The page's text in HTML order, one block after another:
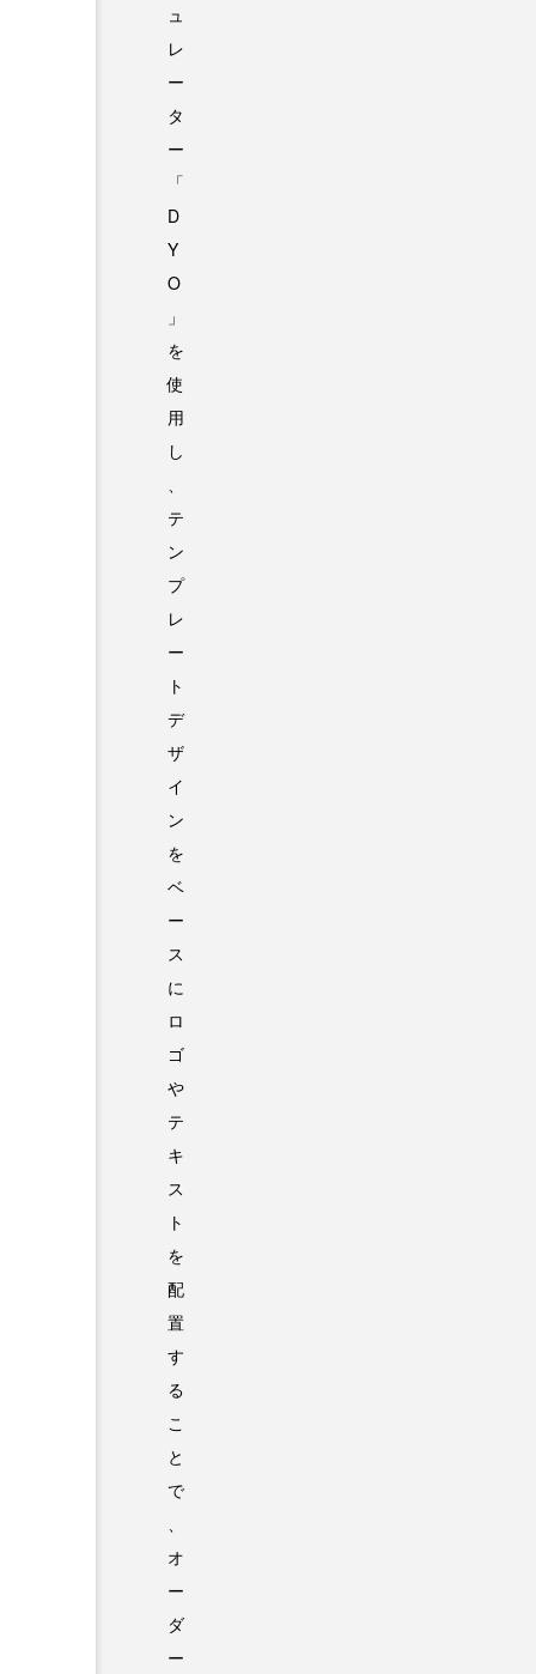
ュ
レ
ー
タ
ー
「
D
Y
O
」
を
使
用
し
、
テ
ン
プ
レ
ー
ト
デ
ザ
イ
ン
を
ベ
ー
ス
に
ロ
ゴ
や
テ
キ
ス
ト
を
配
置
す
る
こ
と
で
、
オ
ー
ダ
ー